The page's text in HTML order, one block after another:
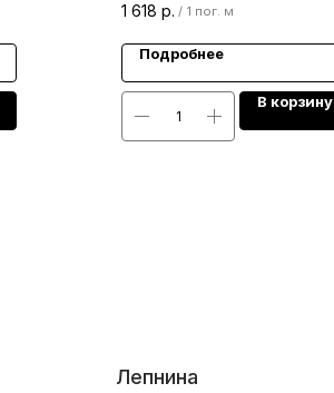
1 618 р. / 1 пог. м
Подробнее
В корзину
Лепнина